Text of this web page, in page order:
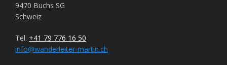
9470 Buchs SG
Schweiz
Tel. +41 79 776 16 50
info@wanderleiter-martin.ch